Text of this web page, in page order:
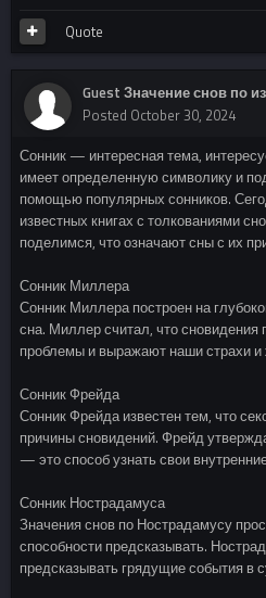
Quote
Guest Значение снов по
Posted October 30, 2024
Сонник — интересная тема,
имеет определенную символику и
помощью популярных сонников.
известных книгах с толкованиями
поделимся, что означают сны с их
Сонник Миллера
Сонник Миллера построен на
сна. Миллер считал, что сновидения
проблемы и выражают наши страхи и
Сонник Фрейда
Сонник Фрейда известен тем, что
причины сновидений. Фрейд
— это способ узнать свои
Сонник Нострадамуса
Значения снов по Нострадамусу
способности предсказывать.
предсказывать грядущие события в